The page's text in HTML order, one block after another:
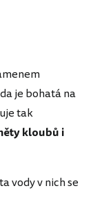
je bohatá na
tak
kloubů i
vody v nich se